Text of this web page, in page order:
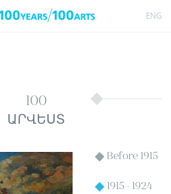
ENG
100
ԱՐՎԵՍՏ
Before 1915
1915 - 1924